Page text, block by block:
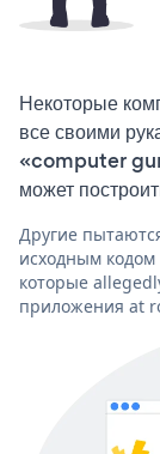
Некоторые
все своими
«computer
может
Другие
исходным
которые
приложения at